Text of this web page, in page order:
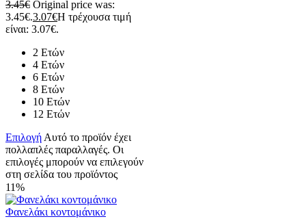
3.45€ Original price was:
3.45€.3.07€Η τρέχουσα τιμή
είναι: 3.07€.
2 Ετών
4 Ετών
6 Ετών
8 Ετών
10 Ετών
12 Ετών
Επιλογή Αυτό το προϊόν έχει
πολλαπλές παραλλαγές. Οι
επιλογές μπορούν να επιλεγούν
στη σελίδα του προϊόντος
11%
Φανελάκι κοντομάνικο